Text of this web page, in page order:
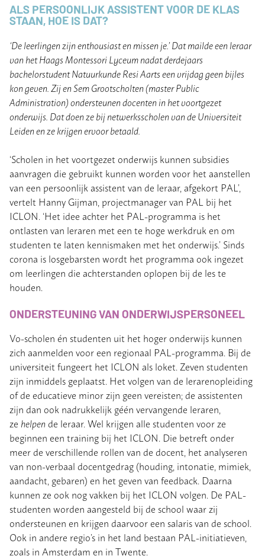
ALS PERSOONLIJK ASSISTENT VOOR DE KLAS
STAAN, HOE IS DAT?
‘De leerlingen zijn enthousiast en missen je.’ Dat mailde een leraar
van het Haags Montessori Lyceum nadat derdejaars
bachelorstudent Natuurkunde Resi Aarts een vrijdag geen bijles
kon geven. Zij en Sem Grootscholten (master Public
Administration) ondersteunen docenten in het voortgezet
onderwijs. Dat doen ze bij netwerksscholen van de Universiteit
Leiden en ze krijgen ervoor betaald.
‘Scholen in het voortgezet onderwijs kunnen subsidies
aanvragen die gebruikt kunnen worden voor het aanstellen
van een persoonlijk assistent van de leraar, afgekort PAL’,
vertelt Hanny Gijman, projectmanager van PAL bij het
ICLON. ‘Het idee achter het PAL-programma is het
ontlasten van leraren met een te hoge werkdruk en om
studenten te laten kennismaken met het onderwijs.’ Sinds
corona is losgebarsten wordt het programma ook ingezet
om leerlingen die achterstanden oplopen bij de les te
houden.
ONDERSTEUNING VAN ONDERWIJSPERSONEEL
Vo-scholen én studenten uit het hoger onderwijs kunnen
zich aanmelden voor een regionaal PAL-programma. Bij de
universiteit fungeert het ICLON als loket. Zeven studenten
zijn inmiddels geplaatst. Het volgen van de lerarenopleiding
of de educatieve minor zijn geen vereisten; de assistenten
zijn dan ook nadrukkelijk géén vervangende leraren,
ze helpende leraar. Wel krijgen alle studenten voor ze
beginnen een training bij het ICLON. Die betreft onder
meer de verschillende rollen van de docent, het analyseren
van non-verbaal docentgedrag (houding, intonatie, mimiek,
aandacht, gebaren) en het geven van feedback. Daarna
kunnen ze ook nog vakken bij het ICLON volgen. De PAL-
studenten worden aangesteld bij de school waar zij
ondersteunen en krijgen daarvoor een salaris van de school.
Ook in andere regio’s in het land bestaan PAL-initiatieven,
zoals in Amsterdam en in Twente.